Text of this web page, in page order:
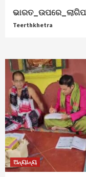
Teerthkhetra
ଅନ୍ୟାନ୍ୟ